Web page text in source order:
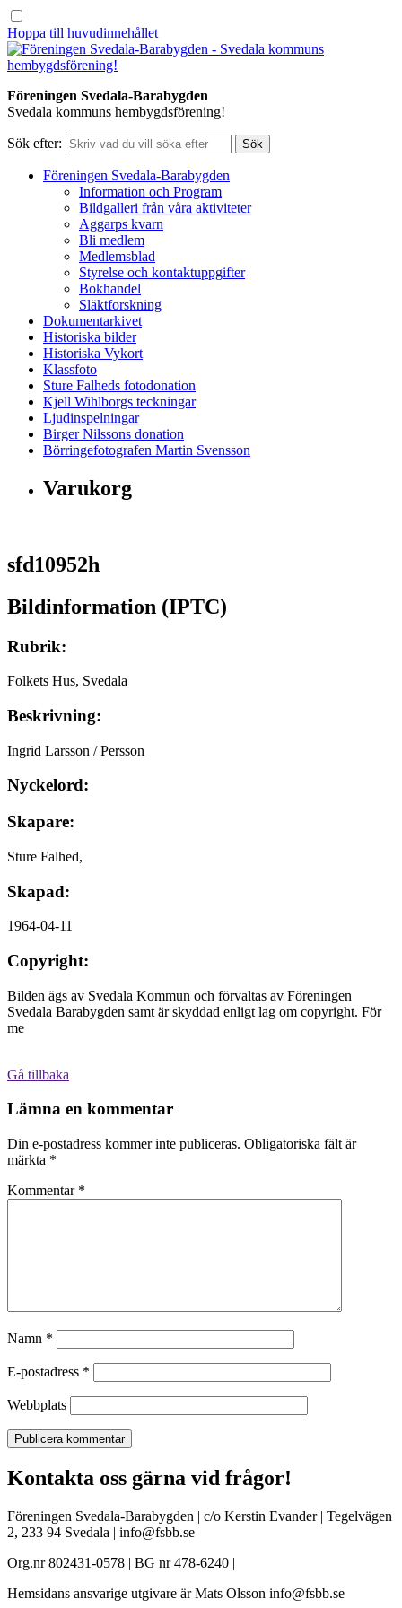
Hoppa till huvudinnehållet
Föreningen Svedala-Barabygden
Svedala kommuns hembygdsförening!
Sök efter:
Föreningen Svedala-Barabygden
Information och Program
Bildgalleri från våra aktiviteter
Aggarps kvarn
Bli medlem
Medlemsblad
Styrelse och kontaktuppgifter
Bokhandel
Släktforskning
Dokumentarkivet
Historiska bilder
Historiska Vykort
Klassfoto
Sture Falheds fotodonation
Kjell Wihlborgs teckningar
Ljudinspelningar
Birger Nilssons donation
Börringefotografen Martin Svensson
Varukorg
sfd10952h
Bildinformation (IPTC)
Rubrik:
Folkets Hus, Svedala
Beskrivning:
Ingrid Larsson / Persson
Nyckelord:
Skapare:
Sture Falhed,
Skapad:
1964-04-11
Copyright:
Bilden ägs av Svedala Kommun och förvaltas av Föreningen
Svedala Barabygden samt är skyddad enligt lag om copyright. För
me
Gå tillbaka
Lämna en kommentar
Din e-postadress kommer inte publiceras. Obligatoriska fält är
märkta *
Kommentar *
Namn *
E-postadress *
Webbplats
Kontakta oss gärna vid frågor!
Föreningen Svedala-Barabygden | c/o Kerstin Evander | Tegelvägen
2, 233 94 Svedala | info@fsbb.se
Org.nr 802431-0578 | BG nr 478-6240 |
Hemsidans ansvarige utgivare är Mats Olsson info@fsbb.se